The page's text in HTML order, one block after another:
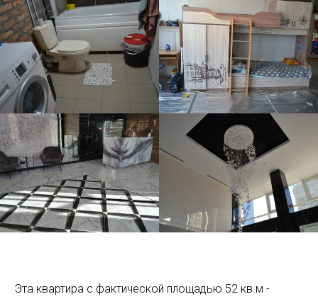
Эта квартира с фактической площадью 52 кв.м -